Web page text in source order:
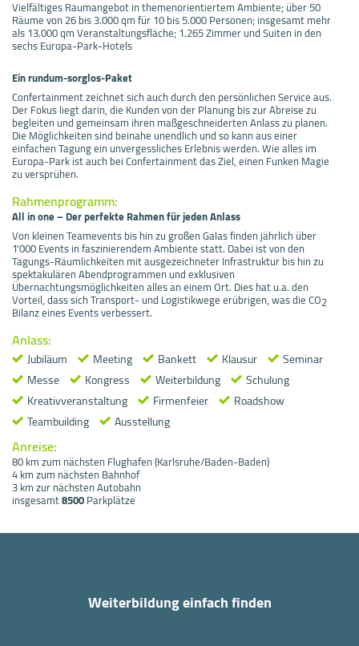
Vielfältiges Raumangebot in themenorientiertem Ambiente; über 50
Räume von 26 bis 3.000 qm für 10 bis 5.000 Personen; insgesamt mehr
als 13.000 qm Veranstaltungsfläche; 1.265 Zimmer und Suiten in den
sechs Europa-Park-Hotels
Ein rundum-sorglos-Paket
Confertainment zeichnet sich auch durch den persönlichen Service aus.
Der Fokus liegt darin, die Kunden von der Planung bis zur Abreise zu
begleiten und gemeinsam ihren maßgeschneiderten Anlass zu planen.
Die Möglichkeiten sind beinahe unendlich und so kann aus einer
einfachen Tagung ein unvergessliches Erlebnis werden. Wie alles im
Europa-Park ist auch bei Confertainment das Ziel, einen Funken Magie
zu versprühen.
Rahmenprogramm:
All in one – Der perfekte Rahmen für jeden Anlass
Von kleinen Teamevents bis hin zu großen Galas finden jährlich über
1'000 Events in faszinierendem Ambiente statt. Dabei ist von den
Tagungs-Räumlichkeiten mit ausgezeichneter Infrastruktur bis hin zu
spektakulären Abendprogrammen und exklusiven
Übernachtungsmöglichkeiten alles an einem Ort. Dies hat u.a. den
Vorteil, dass sich Transport- und Logistikwege erübrigen, was die CO2
Bilanz eines Events verbessert.
Anlass:
Jubiläum Meeting Bankett Klausur
Seminar
Messe
Kongress Weiterbildung
Schulung
Kreativveranstaltung
Firmenfeier
Roadshow
Teambuilding
Ausstellung
Anreise:
80 km zum nächsten Flughafen (Karlsruhe/Baden-Baden)
4 km zum nächsten Bahnhof
3 km zur nächsten Autobahn
insgesamt8500Parkplätze
Weiterbildung einfach finden